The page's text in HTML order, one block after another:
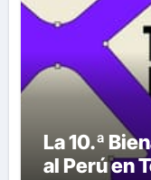
La 10.ª
al Perú en